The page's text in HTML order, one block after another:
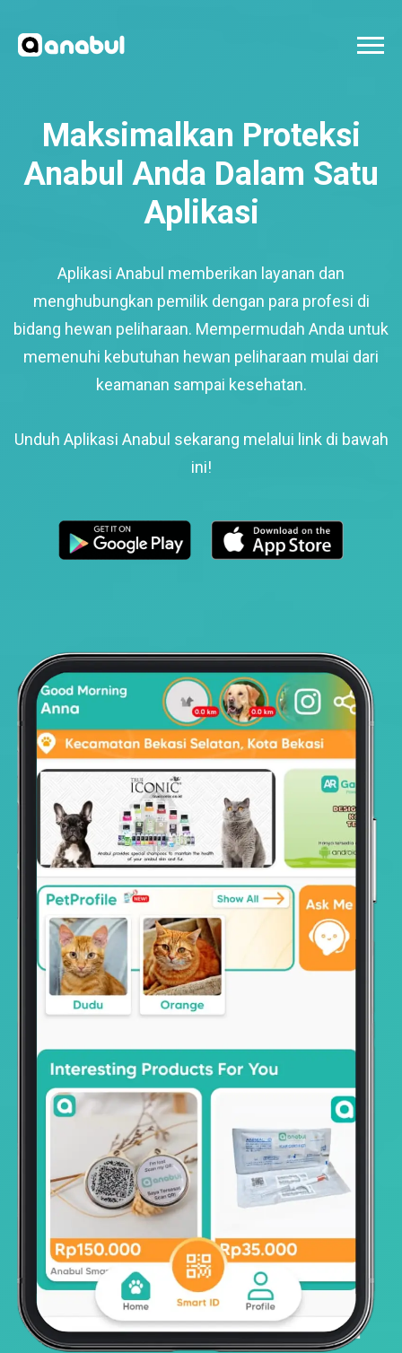
Maksimalkan Proteksi
Anabul Anda Dalam Satu
Aplikasi
Aplikasi Anabul memberikan layanan dan
menghubungkan pemilik dengan para profesi di
bidang hewan peliharaan. Mempermudah Anda untuk
memenuhi kebutuhan hewan peliharaan mulai dari
keamanan sampai kesehatan.
Unduh Aplikasi Anabul sekarang melalui link di bawah
ini!